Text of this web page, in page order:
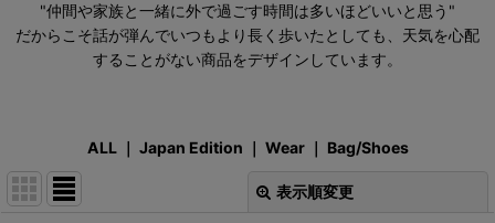
"仲間や家族と一緒に外で過ごす時間は多いほどいいと思う"
だからこそ話が弾んでいつもより長く歩いたとしても、天気を心配
することがない商品をデザインしています。
ALL｜ Japan Edition Wear｜ Bag/Shoes
表示順変更